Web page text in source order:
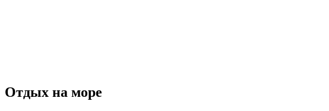
Отдых на море